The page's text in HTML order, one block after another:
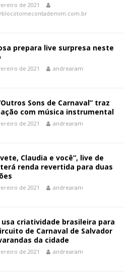
de 2021
prepara live surpresa neste
de 2021 andrearam
Sons de Carnaval” traz
com música instrumental
de 2021 andrearam
Claudia e você”, live de
renda revertida para duas
de 2021 andrearam
usa criatividade brasileira para
de Carnaval de Salvador
da cidade
de 2021 andrearam